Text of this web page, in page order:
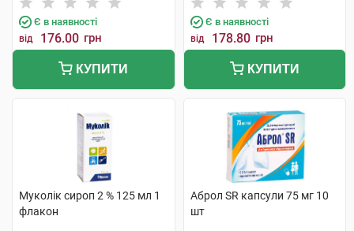
Є в наявності
від 176.00 грн
КУПИТИ
Є в наявності
від 178.80 грн
КУПИТИ
Муколік сироп 2 % 125 мл 1
флакон
Аброл SR капсули 75 мг 10
шт